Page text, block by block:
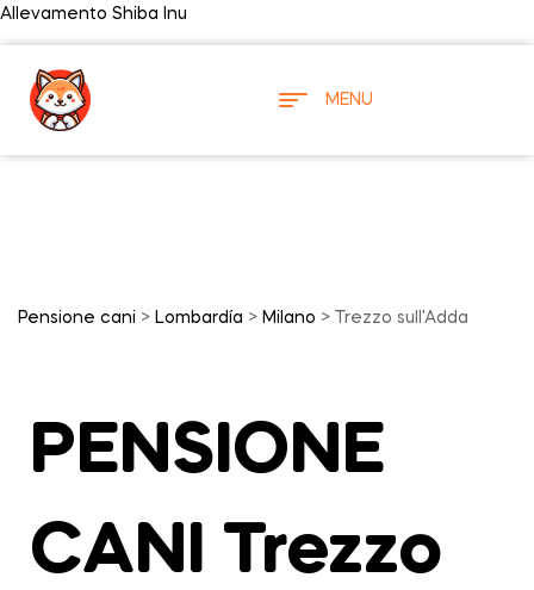
Allevamento Shiba Inu
MENU
Pensione cani > Lombardía > Milano > Trezzo sull'Adda
PENSIONE
CANI Trezzo